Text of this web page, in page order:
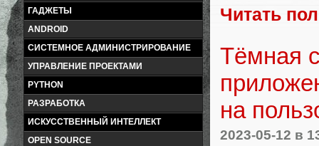
ГАДЖЕТЫ
ANDROID
СИСТЕМНОЕ АДМИНИСТРИРОВАНИЕ
УПРАВЛЕНИЕ ПРОЕКТАМИ
PYTHON
РАЗРАБОТКА
ИСКУССТВЕННЫЙ ИНТЕЛЛЕКТ
OPEN SOURCE
Читать
Тёмная
на
2023-05-12 в